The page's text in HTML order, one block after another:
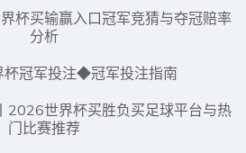
杯买输赢入口冠军竞猜与夺冠赔率
分析
冠军投注◆冠军投注指南
2026世界杯买胜负买足球平台与热
门比赛推荐